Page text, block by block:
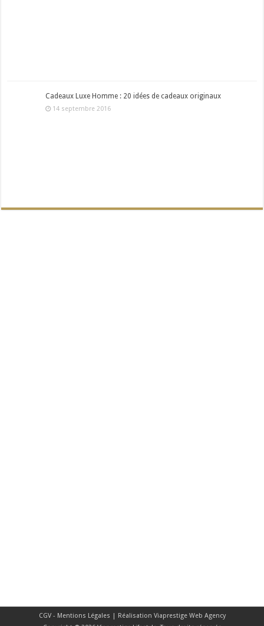
Cadeaux Luxe Homme : 20 idées de cadeaux originaux
14 septembre 2016
CGV - Mentions Légales | Réalisation Viaprestige Web Agency